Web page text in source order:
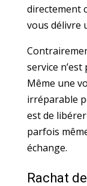
directement
vous délivre
service
Même une
irréparable
est de
parfois
échange.
Rachat